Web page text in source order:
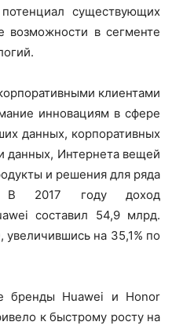
существующих
возможности в сегменте
клиентами
инновациям в сфере
данных, корпоративных
данных, Интернета вещей
и решения для ряда
В 2017 году доход
составил 54,9 млрд.
на 35,1% по
бренды Huawei и Honor
к быстрому росту на